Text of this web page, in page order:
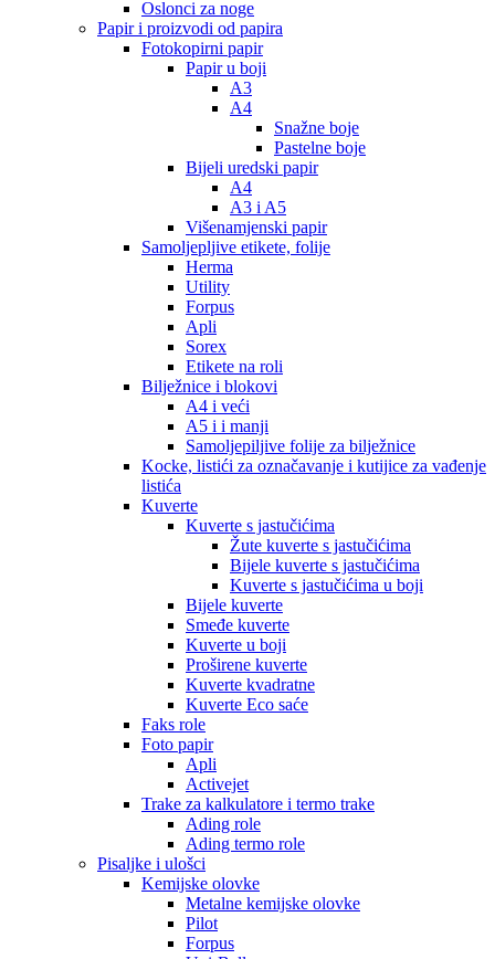
Oslonci za noge
Papir i proizvodi od papira
Fotokopirni papir
Papir u boji
A3
A4
Snažne boje
Pastelne boje
Bijeli uredski papir
A4
A3 i A5
Višenamjenski papir
Samoljepljive etikete, folije
Herma
Utility
Forpus
Apli
Sorex
Etikete na roli
Bilježnice i blokovi
A4 i veći
A5 i i manji
Samoljepiljive folije za bilježnice
Kocke, listići za označavanje i kutijice za vađenje
listića
Kuverte
Kuverte s jastučićima
Žute kuverte s jastučićima
Bijele kuverte s jastučićima
Kuverte s jastučićima u boji
Bijele kuverte
Smeđe kuverte
Kuverte u boji
Proširene kuverte
Kuverte kvadratne
Kuverte Eco saće
Faks role
Foto papir
Apli
Activejet
Trake za kalkulatore i termo trake
Ading role
Ading termo role
Pisaljke i ulošci
Kemijske olovke
Metalne kemijske olovke
Pilot
Forpus